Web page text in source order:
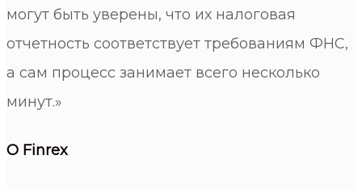
могут быть уверены, что их налоговая
отчетность соответствует требованиям ФНС,
а сам процесс занимает всего несколько
минут.»
О Finrex